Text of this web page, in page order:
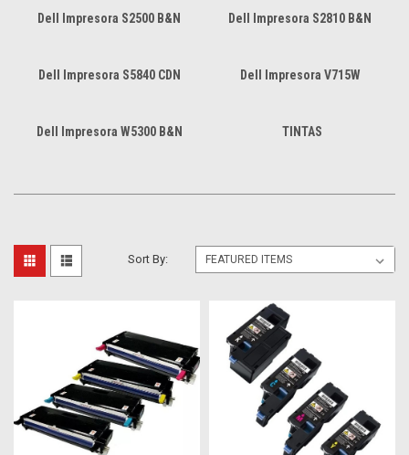
Dell Impresora S2500 B&N Dell Impresora S2810 B&N
Dell Impresora S5840 CDN Dell Impresora V715W
Dell Impresora W5300 B&N TINTAS
Sort By: